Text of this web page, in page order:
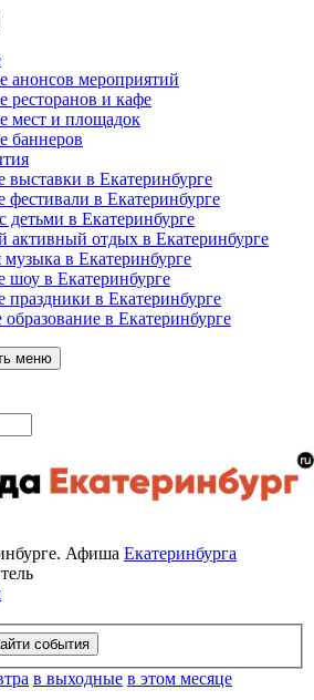
анонсов мероприятий
ресторанов и кафе
мест и площадок
баннеров
выставки в Екатеринбурге
фестивали в Екатеринбурге
детьми в Екатеринбурге
активный отдых в Екатеринбурге
музыка в Екатеринбурге
шоу в Екатеринбурге
праздники в Екатеринбурге
образование в Екатеринбурге
меню
Афиша Екатеринбурга
в выходные в этом месяце